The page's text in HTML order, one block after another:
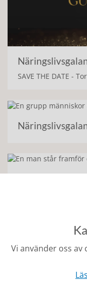
SAVE THE DATE -
Vi använder oss